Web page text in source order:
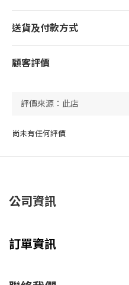
送貨及付款方式
顧客評價
尚未有任何評價
公司資訊
訂單資訊